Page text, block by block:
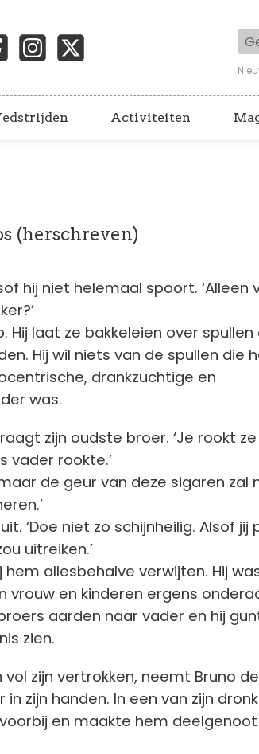
Activiteiten
(herschreven)
hij niet helemaal spoort. ‘Alleen
Hij laat ze bakkeleien over spullen
Hij wil niets van de spullen die
drankzuchtige en
was.
zijn oudste broer. ‘Je rookt
vader rookte.’
de geur van deze sigaren zal
‘Doe niet zo schijnheilig. Alsof jij
uitreiken.’
allesbehalve verwijten. Hij
vrouw en kinderen ergens
aarden naar vader en hij
zien.
zijn vertrokken, neemt Bruno de
zijn handen. In een van zijn
en maakte hem